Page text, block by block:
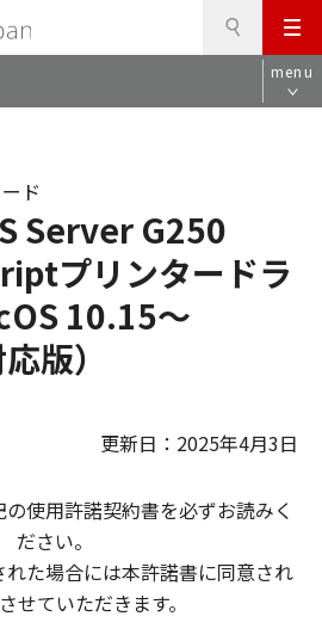
メ
ニ
ュ
menu
Server G250
プリンタードラ
10.15～
版）
ド
更新日：2025年4月3日
使用許諾契約書を必ずお読みく
ださい。
た場合には本許諾書に同意され
せていただきます。